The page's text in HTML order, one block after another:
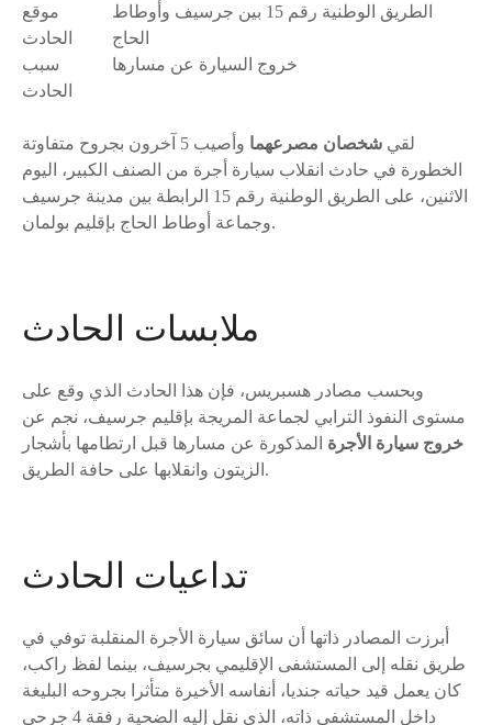
موقع
الحادث
الطريق الوطنية رقم 15 بين جرسيف وأوطاط
الحاج
سبب
الحادث
خروج السيارة عن مسارها
لقي شخصان مصرعهما
وأصيب 5 آخرون بجروح متفاوتة
الخطورة في حادث انقلاب سيارة أجرة من الصنف الكبير، اليوم
الاثنين، على الطريق الوطنية رقم 15 الرابطة بين مدينة جرسيف
وجماعة أوطاط الحاج بإقليم بولمان.
ملابسات الحادث
وبحسب مصادر هسبريس، فإن هذا الحادث الذي وقع على
مستوى النفوذ الترابي لجماعة المريجة بإقليم جرسيف، نجم عن
خروج سيارة الأجرة المذكورة عن مسارها قبل ارتطامها بأشجار
الزيتون وانقلابها على حافة الطريق.
تداعيات الحادث
أبرزت المصادر ذاتها أن سائق سيارة الأجرة المنقلبة توفي في
طريق نقله إلى المستشفى الإقليمي بجرسيف، بينما لفظ راكب،
كان يعمل قيد حياته جنديا، أنفاسه الأخيرة متأثرا بجروحه البليغة
داخل المستشفى ذاته، الذي نقل إليه الضحية رفقة 4 جرحى